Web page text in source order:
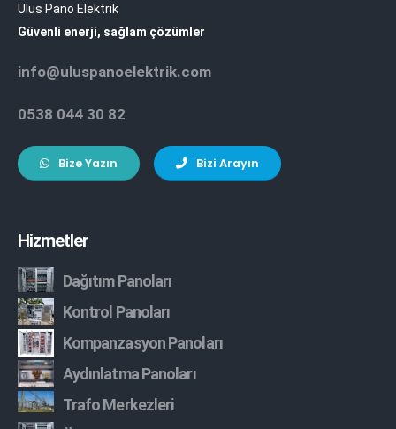
Ulus Pano Elektrik
Güvenli enerji, sağlam çözümler
info@uluspanoelektrik.com
0538 044 30 82
Bize Yazın Bizi Arayın
Hizmetler
Dağıtım Panoları
Kontrol Panoları
Kompanzasyon Panoları
Aydınlatma Panoları
Trafo Merkezleri